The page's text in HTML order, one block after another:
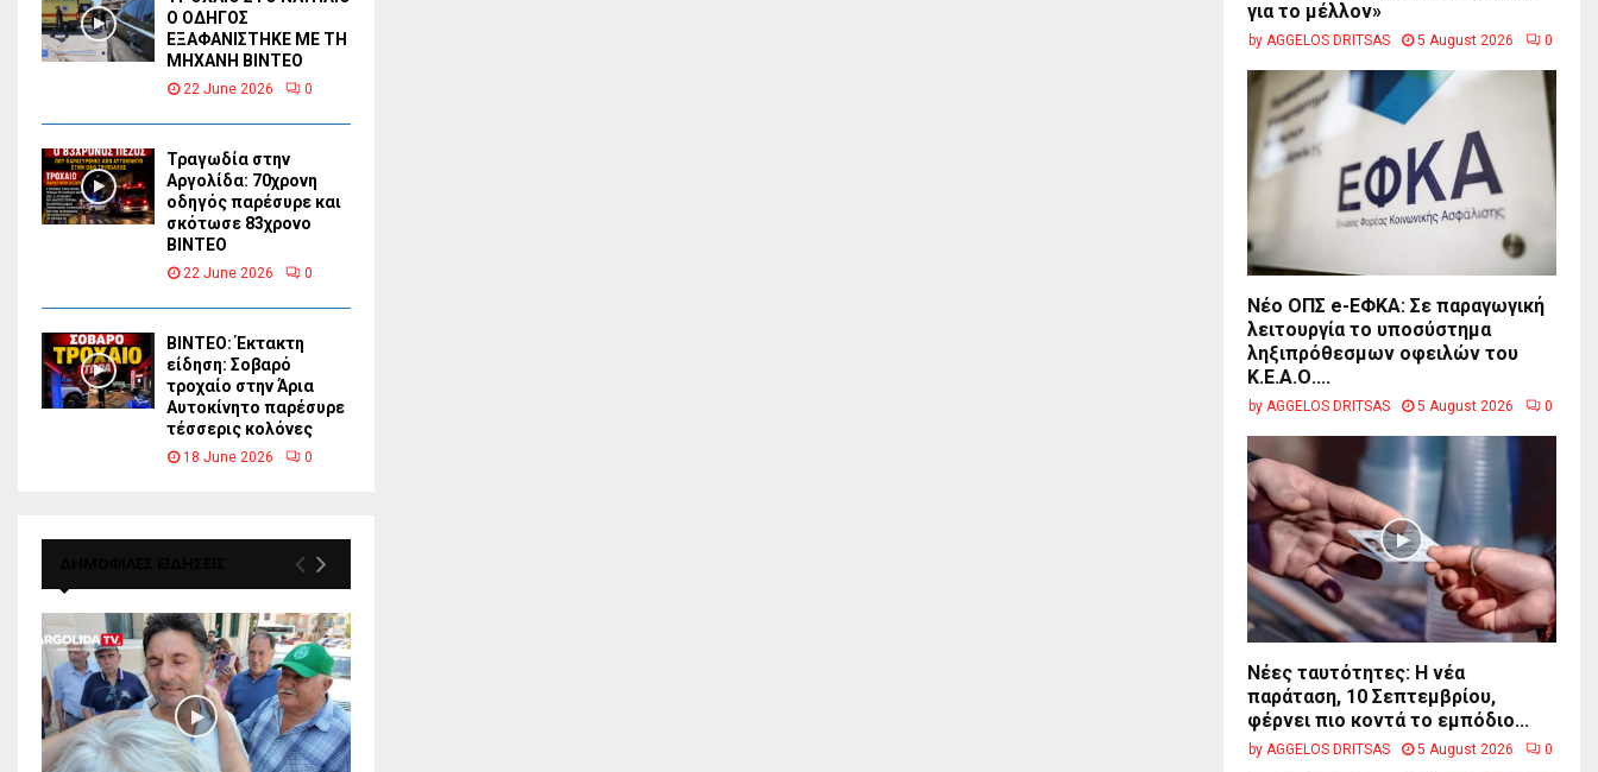
Ο ΟΔΗΓΟΣ
ΕΞΑΦΑΝΙΣΤΗΚΕ ΜΕ ΤΗ
ΜΗΧΑΝΗ ΒΙΝΤΕΟ
22 June 2026 0
Τραγωδία στην
Αργολίδα: 70χρονη
οδηγός παρέσυρε και
σκότωσε 83χρονο
ΒΙΝΤΕΟ
22 June 2026 0
ΒΙΝΤΕΟ: Έκτακτη
είδηση: Σοβαρό
τροχαίο στην Άρια
Αυτοκίνητο παρέσυρε
τέσσερις κολόνες
18 June 2026 0
για το μέλλον»
by AGGELOS DRITSAS 5 August 2026 0
Νέο ΟΠΣ e-ΕΦΚΑ: Σε παραγωγική
λειτουργία το υποσύστημα
ληξιπρόθεσμων οφειλών του
Κ.Ε.Α.Ο....
by AGGELOS DRITSAS 5 August 2026 0
Νέες ταυτότητες: Η νέα
παράταση, 10 Σεπτεμβρίου,
φέρνει πιο κοντά το εμπόδιο...
by AGGELOS DRITSAS 5 August 2026 0